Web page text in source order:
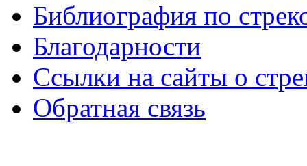
Библиография по
Благодарности
Ссылки на сайты о
Обратная связь